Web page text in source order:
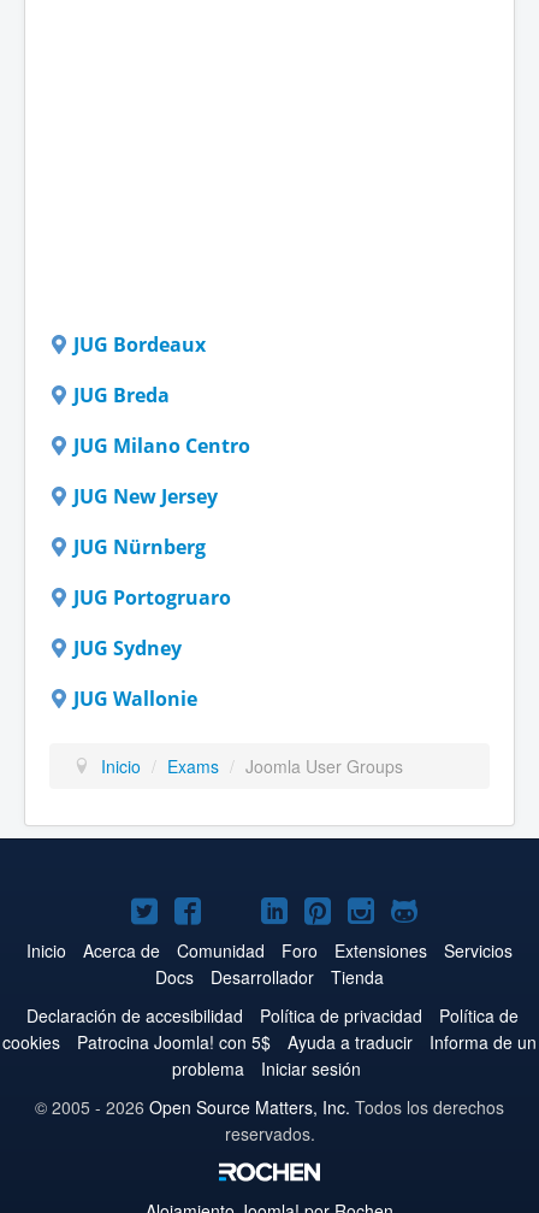
JUG Bordeaux
JUG Breda
JUG Milano Centro
JUG New Jersey
JUG Nürnberg
JUG Portogruaro
JUG Sydney
JUG Wallonie
Inicio / Exams / Joomla User Groups
Joomla!
en
Twitter
Joomla!
en
Facebook
Joomla!
en
YouTube
Joomla!
en
LinkedIn
Joomla!
en
Pinterest
Joomla!
en
Instagram
Joomla!
en
Inicio Acerca de Comunidad Foro Extensiones
Servicios
Docs
Desarrollador
Tienda
Declaración de accesibilidad
Política de privacidad
Política de
cookies
Patrocina Joomla! con 5$ Ayuda a traducir
Informa de un
problema
Iniciar sesión
© 2005 - 2026 Open Source Matters, Inc. Todos los derechos
reservados.